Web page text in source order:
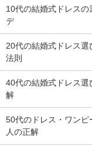
10代の結婚式ドレス
デ
20代の結婚式ドレス
法則
40代の結婚式ドレス
解
50代のドレス・ワン
人の正解